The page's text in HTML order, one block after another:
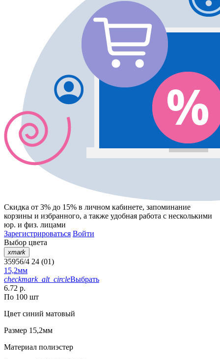
Скидка от 3% до 15% в личном кабинете, запоминание
корзины и избранного, а также удобная работа с несколькими
юр. и физ. лицами
Зарегистрироваться Войти
Выбор цвета
xmark
35956/4 24 (01)
15,2мм
checkmark_alt_circleВыбрать
6.72 р.
По 100 шт
Цвет синий матовый
Размер 15,2мм
Материал полиэстер